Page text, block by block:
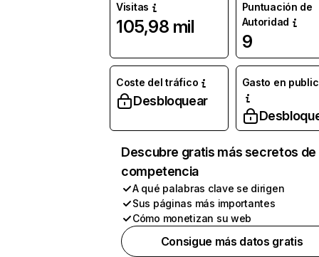
Visitas
105,98 mil
Puntuación de
Autoridad
9
Coste del tráfico
Desbloquear
Gasto en
Descubre gratis más secretos de
competencia
A qué palabras clave se dirigen
Sus páginas más importantes
Cómo monetizan su web
Consigue más datos gratis